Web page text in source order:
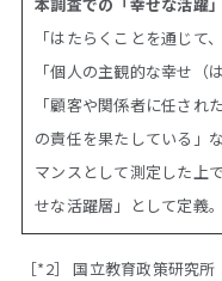
「はたらくことを通じて
「個人の主観的な幸せ（
「顧客や関係者に任され
の責任を果たしている」
マンスとして測定した上
せな活躍層」として定義。
［*2］ 国立教育政策研究